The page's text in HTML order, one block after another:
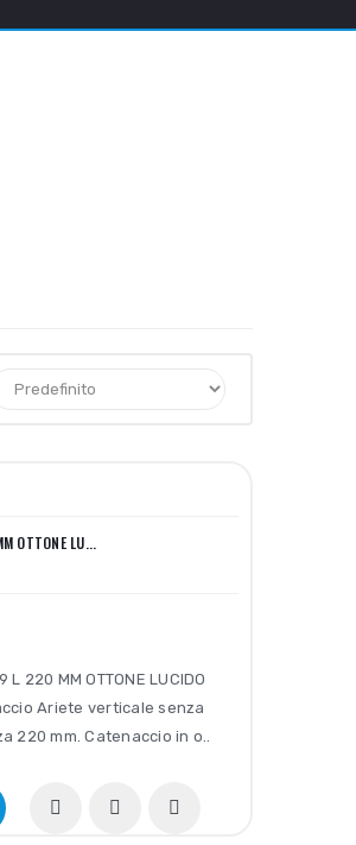
OTTONE LU...
L 220 MM OTTONE LUCIDO
Ariete verticale senza
220 mm. Catenaccio in o..